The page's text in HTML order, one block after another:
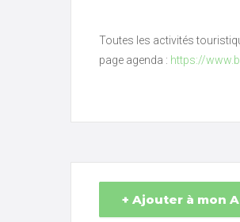
Toutes les activités
page agenda : https://
+ Ajouter à mon